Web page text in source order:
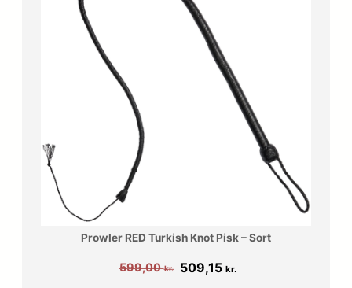
Prowler RED Turkish Knot Pisk – Sort
599,00kr.
Den
509,15 kr.